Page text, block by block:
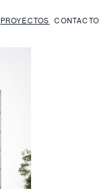
PROYECTOS CONTACTO